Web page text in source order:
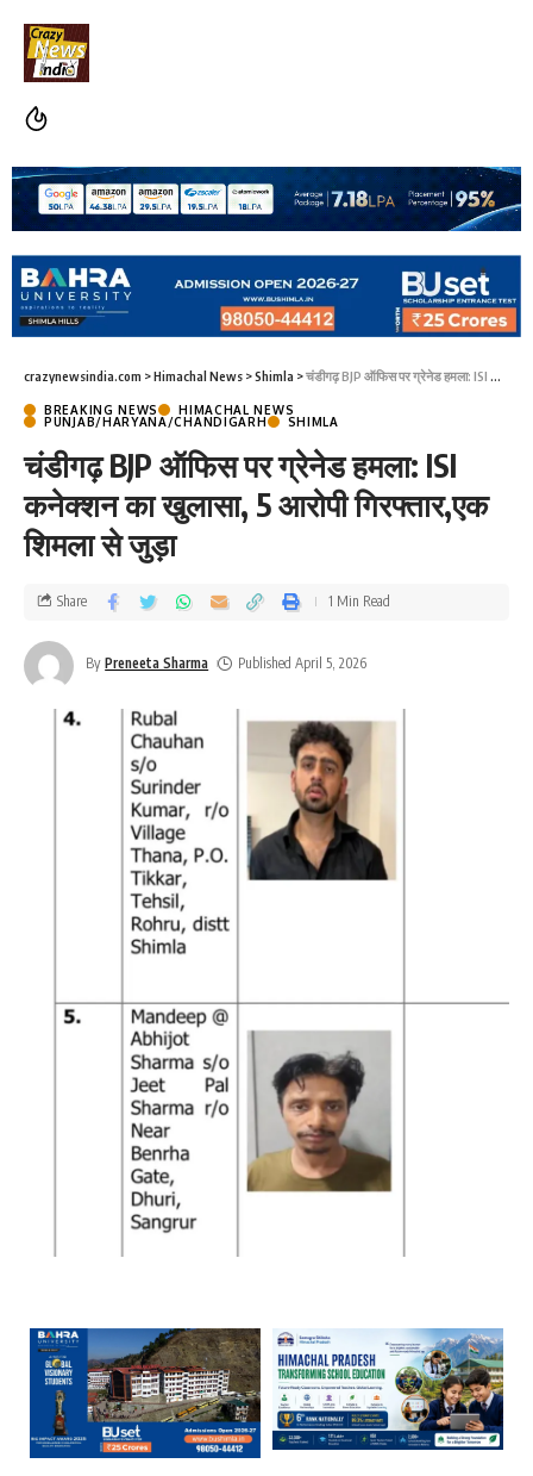
crazynewsindia.com >Himachal News >Shimla >चंडीगढ़ BJP ऑफिस पर ग्रेनेड हमला: ISI कनेक्शन का खुलासा, 5 आरोपी गिरफ्तार,एक शिमला से जुड़ा
BREAKING NEWS
HIMACHAL NEWS
PUNJAB/HARYANA/CHANDIGARH
SHIMLA
चंडीगढ़ BJP ऑफिस पर ग्रेनेड हमला: ISI
कनेक्शन का खुलासा, 5 आरोपी गिरफ्तार,एक
शिमला से जुड़ा
By Preneeta Sharma Published April 5, 2026
Share 1 Min Read